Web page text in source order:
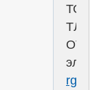
ТОЭ
ТЛЭЦ
ОТЦ
rgr-